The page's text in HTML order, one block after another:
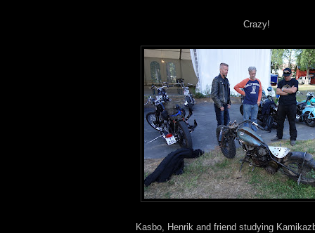
Crazy!
Kasbo, Henrik and friend studying